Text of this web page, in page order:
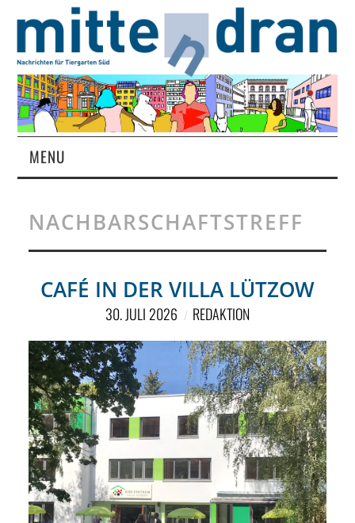
MENU
MAGAZIN
ÜBER UNS
NETZWERK
SPONSORING
KONTAKT
NACHBARSCHAFTSTREFF
CAFÉ IN DER VILLA LÜTZOW
30. JULI 2026 REDAKTION